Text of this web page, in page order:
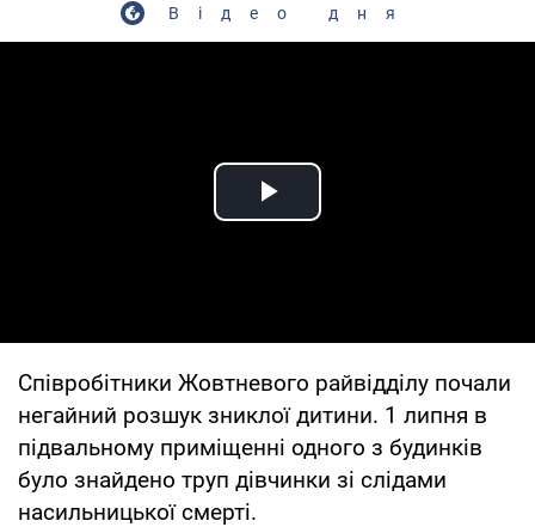
Відео дня
Play Video
Співробітники Жовтневого райвідділу почали
негайний розшук зниклої дитини. 1 липня в
підвальному приміщенні одного з будинків
було знайдено труп дівчинки зі слідами
насильницької смерті.